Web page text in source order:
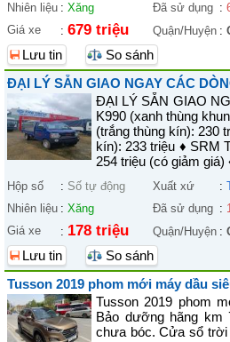
Nhiên liệu : Xăng Đã sử dụng :
Giá xe
: 679 triệu Quận/Huyện :
Lưu tin
So sánh
ĐẠI LÝ SẴN GIAO NGAY CÁC
ĐẠI LÝ SẴN GIAO
K990 (xanh thùng
(trắng thùng kín): 230
kín): 233 triệu ♦ SRM
254 triệu (có giảm giá)
Hộp số : Số tự động Xuất xứ :
Nhiên liệu : Xăng Đã sử dụng :
Giá xe
: 178 triệu Quận/Huyện :
Lưu tin
So sánh
Tusson 2019 phom mới máy dầu
Tusson 2019 phom
Bảo dưỡng hãng km
chưa bóc. Cửa sổ trời